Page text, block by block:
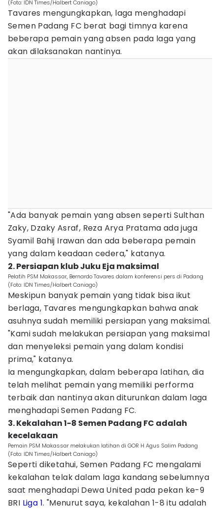
(Foto: IDN Times/Halbert Caniago)
Tavares mengungkapkan, laga menghadapi
Semen Padang FC berat bagi timnya karena
beberapa pemain yang absen pada laga yang
akan dilaksanakan nantinya.
"Ada banyak pemain yang absen seperti Sulthan
Zaky, Dzaky Asraf, Reza Arya Pratama ada juga
Syamil Bahij Irawan dan ada beberapa pemain
yang dalam keadaan cedera," katanya.
2. Persiapan klub Juku Eja maksimal
Pelatih PSM Makassar, Bernardo Tavares dalam konferensi pers di Padang
(Foto: IDN Times/Halbert Caniago)
Meskipun banyak pemain yang tidak bisa ikut
berlaga, Tavares mengungkapkan bahwa anak
asuhnya sudah memiliki persiapan yang maksimal.
"Kami sudah melakukan persiapan yang maksimal
dan menyeleksi pemain yang dalam kondisi
prima," katanya.
Ia mengungkapkan, dalam beberapa latihan, dia
telah melihat pemain yang memiliki performa
terbaik dan nantinya akan diturunkan dalam laga
menghadapi Semen Padang FC.
3. Kekalahan 1-8 Semen Padang FC adalah
kecelakaan
Pemain PSM Makassar melakukan latihan di GOR H Agus Salim Padang
(Foto: IDN Times/Halbert Caniago)
Seperti diketahui, Semen Padang FC mengalami
kekalahan telak dalam laga kandang sebelumnya
saat menghadapi Dewa United pada pekan ke-9
BRI Liga 1. "Menurut saya, kekalahan 1-8 itu adalah